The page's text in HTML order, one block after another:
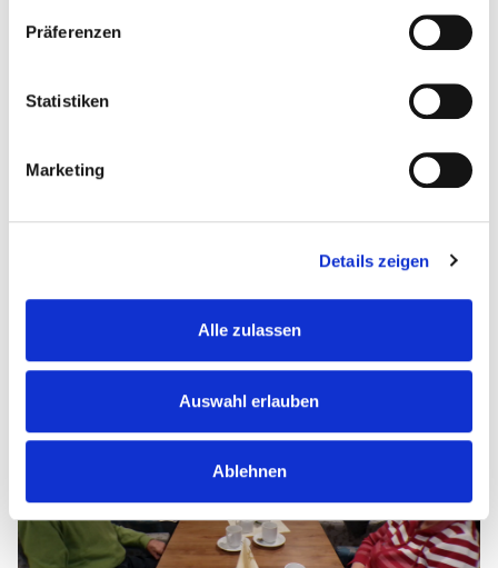
Präferenzen
Statistiken
Marketing
Details zeigen
Alle zulassen
Auswahl erlauben
Ablehnen